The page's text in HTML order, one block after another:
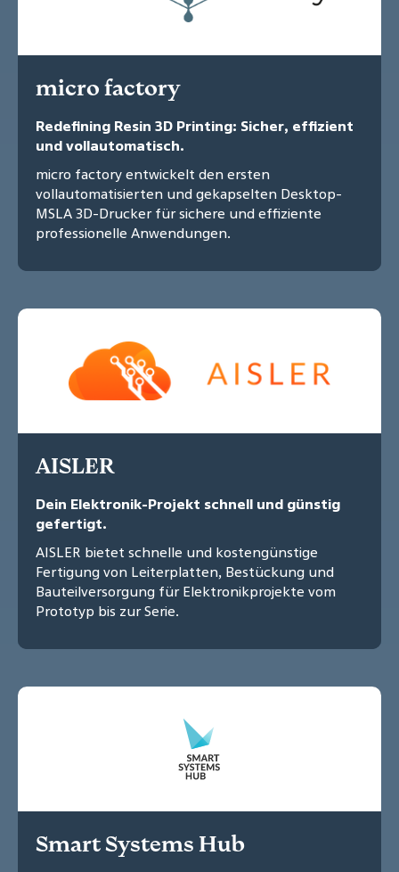
micro factory
Redefining Resin 3D Printing: Sicher, effizient
und vollautomatisch.
micro factory entwickelt den ersten
vollautomatisierten und gekapselten Desktop-
MSLA 3D-Drucker für sichere und effiziente
professionelle Anwendungen.
AISLER
Dein Elektronik-Projekt schnell und günstig
gefertigt.
AISLER bietet schnelle und kostengünstige
Fertigung von Leiterplatten, Bestückung und
Bauteilversorgung für Elektronikprojekte vom
Prototyp bis zur Serie.
Smart Systems Hub